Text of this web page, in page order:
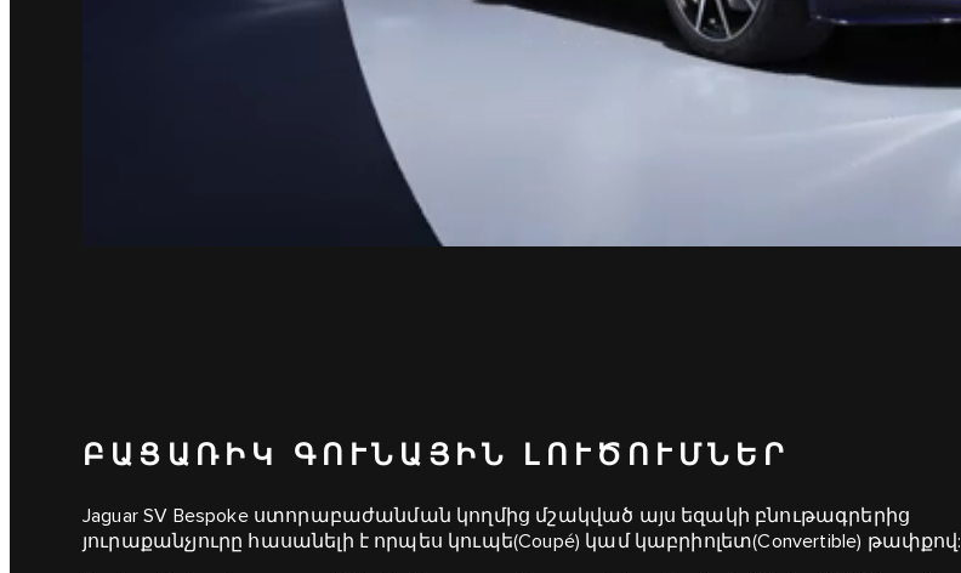
ԲԱՑԱՌԻԿ ԳՈՒՆԱՅԻՆ ԼՈՒԾՈՒՄՆԵՐ
Jaguar SV Bespoke ստորաբաժանման կողմից մշակված այս եզակի բնութագրերից
յուրաքանչյուրը հասանելի է որպես կուպե(Coupé) կամ կաբրիոլետ(Convertible) թափքով: